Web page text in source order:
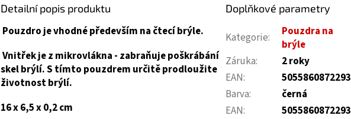
Detailní popis produktu
Pouzdro je vhodné především na čtecí brýle.
Vnitřek jez mikrovlákna - zabraňuje poškrábání
skel brýlí. S tímto pouzdrem určitě prodloužite
životnost brýlí.
16 x 6,5 x 0,2 cm
Doplňkové parametry
Kategorie:
Pouzdra na
brýle
Záruka:
2 roky
EAN:
5055860872293
Barva:
černá
EAN:
5055860872293